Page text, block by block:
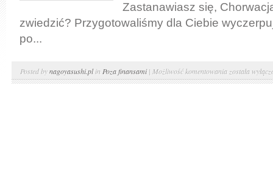
Zastanawiasz się,
zwiedzić? Przygotowaliśmy dla Ciebie
po...
Posted bynagoyasushi.plin Poza finansami| Możliwość komentowania Chorwacja
–
została